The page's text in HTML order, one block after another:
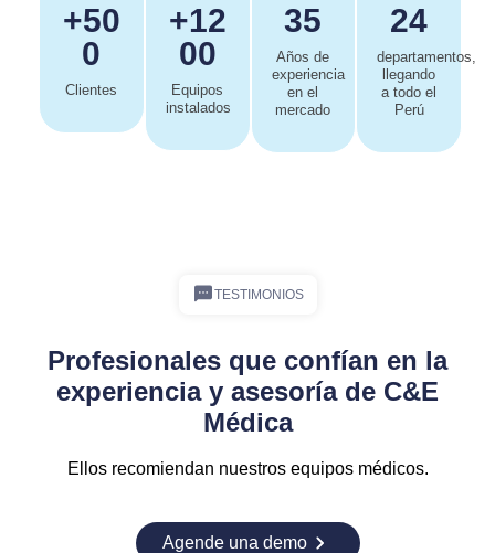
+50
0
Clientes
+12
00
Equipos
instalados
35
Años de
experiencia
en el
mercado
24
departamentos,
llegando
a todo el
Perú
TESTIMONIOS
Profesionales que confían en la
experiencia y asesoría de C&E
Médica
Ellos recomiendan nuestros equipos médicos.
Agende una demo